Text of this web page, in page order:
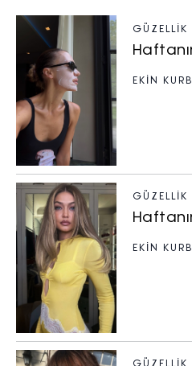
GÜZELLIK
EKİN
GÜZELLIK
EKİN